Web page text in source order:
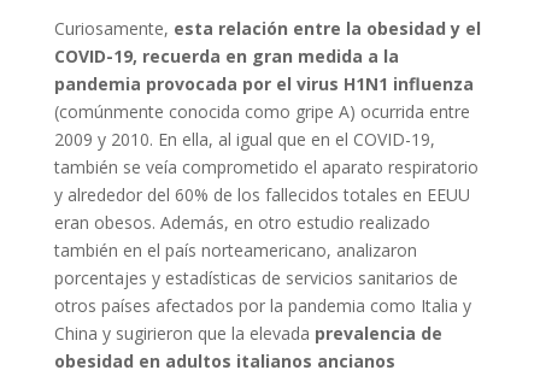
Curiosamente, esta relación entre la obesidad y el
COVID-19, recuerda en gran medida a la
pandemia provocada por el virus H1N1 influenza
(comúnmente conocida como gripe A) ocurrida entre
2009 y 2010. En ella, al igual que en el COVID-19,
también se veía comprometido el aparato respiratorio
y alrededor del 60% de los fallecidos totales en EEUU
eran obesos. Además, en otro estudio realizado
también en el país norteamericano, analizaron
porcentajes y estadísticas de servicios sanitarios de
otros países afectados por la pandemia como Italia y
China y sugirieron que la elevada prevalencia de
obesidad en adultos italianos ancianos